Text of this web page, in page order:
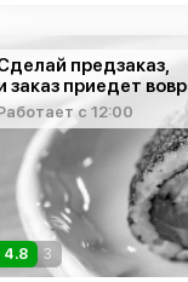
предзаказ,
заказ приедет
с 12:00
4.8 3